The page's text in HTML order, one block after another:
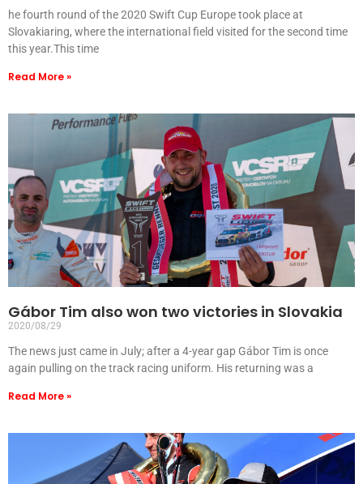
he fourth round of the 2020 Swift Cup Europe took place at
Slovakiaring, where the international field visited for the second time
this year.This time
Read More »
Gábor Tim also won two victories in Slovakia
2020/08/29
The news just came in July; after a 4-year gap Gábor Tim is once
again pulling on the track racing uniform. His returning was a
Read More »